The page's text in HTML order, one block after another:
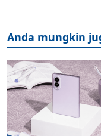
Anda mungkin